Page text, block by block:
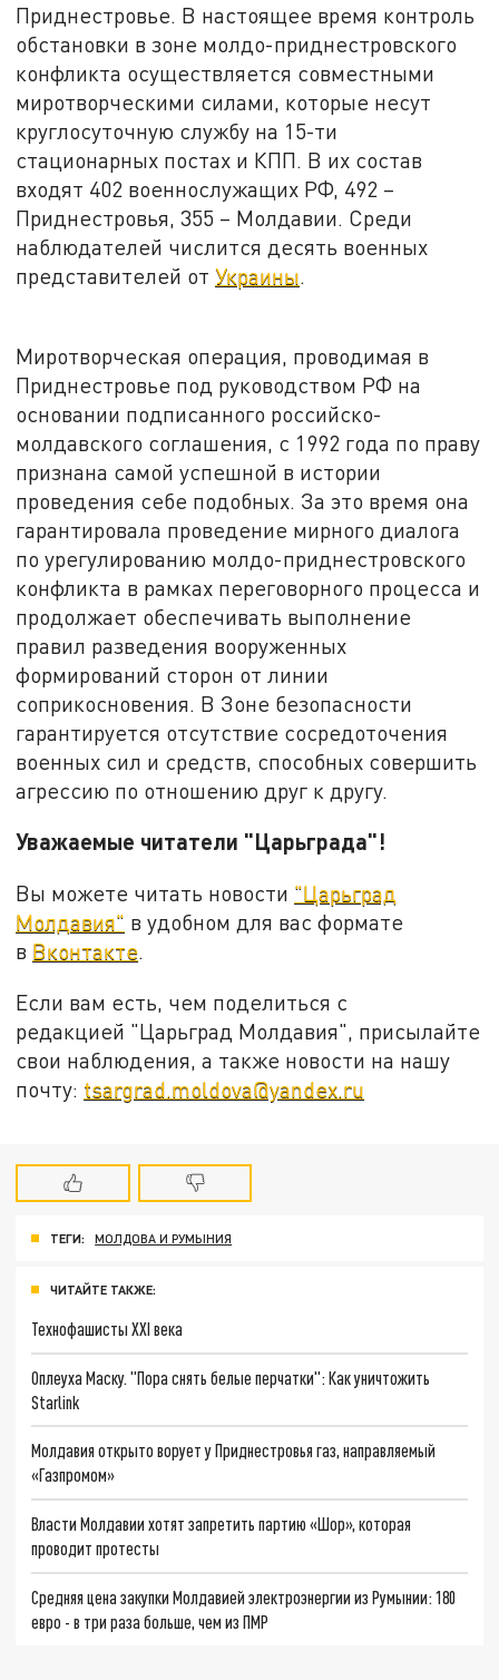
Приднестровье. В настоящее время контроль
обстановки в зоне молдо-приднестровского
конфликта осуществляется совместными
миротворческими силами, которые несут
круглосуточную службу на 15-ти
стационарных постах и КПП. В их состав
входят 402 военнослужащих РФ, 492 –
Приднестровья, 355 – Молдавии. Среди
наблюдателей числится десять военных
представителей отУкраины.
Миротворческая операция, проводимая в
Приднестровье под руководством РФ на
основании подписанного российско-
молдавского соглашения, с 1992 года по праву
признана самой успешной в истории
проведения себе подобных. За это время она
гарантировала проведение мирного диалога
по урегулированию молдо-приднестровского
конфликта в рамках переговорного процесса и
продолжает обеспечивать выполнение
правил разведения вооруженных
формирований сторон от линии
соприкосновения. В Зоне безопасности
гарантируется отсутствие сосредоточения
военных сил и средств, способных совершить
агрессию по отношению друг к другу.
Уважаемые читатели "Царьграда"!
Вы можете читать новости "Царьград
Молдавия" в удобном для вас формате
в Вконтакте.
Если вам есть, чем поделиться с
редакцией "Царьград Молдавия", присылайте
свои наблюдения, а также новости на нашу
почту: tsargrad.moldova@yandex.ru
ТЕГИ: МОЛДОВА И РУМЫНИЯ
ЧИТАЙТЕ ТАКЖЕ:
Технофашисты XXI века
Оплеуха Маску. "Пора снять белые перчатки": Как уничтожить
Starlink
Молдавия открыто ворует у Приднестровья газ, направляемый
«Газпромом»
Власти Молдавии хотят запретить партию «Шор», которая
проводит протесты
Средняя цена закупки Молдавией электроэнергии из Румынии: 180
евро - в три раза больше, чем из ПМР